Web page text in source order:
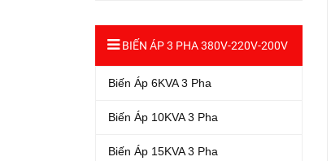
BIẾN ÁP 3 PHA 380V-220V-200V
Biến Áp 6KVA 3 Pha
Biến Áp 10KVA 3 Pha
Biến Áp 15KVA 3 Pha